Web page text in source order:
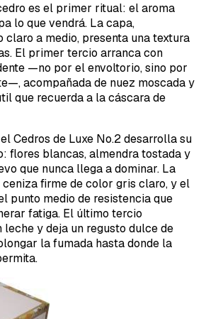
es el primer ritual: el aroma
lo que vendrá. La capa,
claro a medio, presenta una textura
El primer tercio arranca con
—no por el envoltorio, sino por
acompañada de nuez moscada y
que recuerda a la cáscara de
Cedros de Luxe No.2 desarrolla su
flores blancas, almendra tostada y
que nunca llega a dominar. La
firme de color gris claro, y el
punto medio de resistencia que
fatiga. El último tercio
leche y deja un regusto dulce de
la fumada hasta donde la